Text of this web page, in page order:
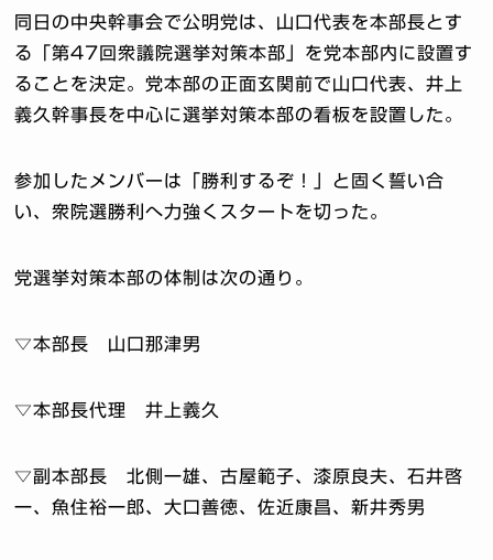
同日の中央幹事会で公明党は、山口代表を本部長とす
る「第47回衆議院選挙対策本部」を党本部内に設置す
ることを決定。党本部の正面玄関前で山口代表、井上
義久幹事長を中心に選挙対策本部の看板を設置した。
参加したメンバーは「勝利するぞ！」と固く誓い合
い、衆院選勝利へ力強くスタートを切った。
党選挙対策本部の体制は次の通り。
▽本部長 山口那津男
▽本部長代理 井上義久
▽副本部長 北側一雄、古屋範子、漆原良夫、石井啓
一、魚住裕一郎、大口善徳、佐近康昌、新井秀男